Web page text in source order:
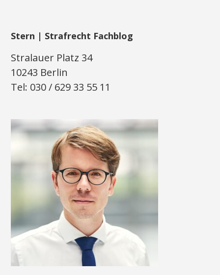
Stern | Strafrecht Fachblog
Stralauer Platz 34
10243 Berlin
Tel: 030 / 629 33 55 11